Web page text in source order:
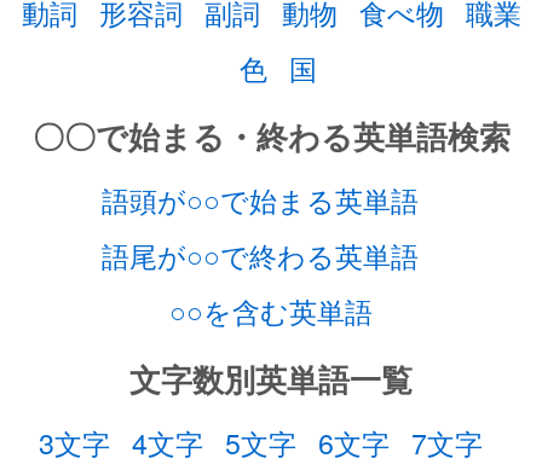
動詞 形容詞 副詞 動物 食べ物 職業
色 国
〇〇で始まる・終わる英単語検索
語頭が○○で始まる英単語
語尾が○○で終わる英単語
○○を含む英単語
文字数別英単語一覧
3文字 4文字 5文字 6文字 7文字